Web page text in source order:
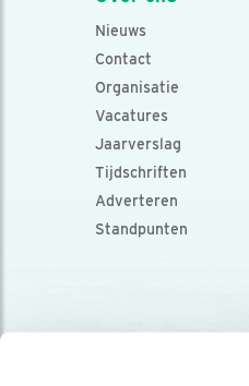
Nieuws
Contact
Organisatie
Vacatures
Jaarverslag
Tijdschriften
Adverteren
Standpunten